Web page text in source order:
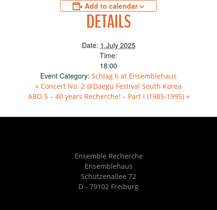
Add to calendar
DETAILS
Date: 1.July 2025
Time:
18:00
Event Category: Schlag 6 at Ensemblehaus
« Concert No. 2 @Daegu Festival South Korea
ABO 5 – 40 years Recherche! – Part I (1985-1995) »
Ensemble Recherche
Ensemblehaus
Schützenallee 72
D - 79102 Freiburg